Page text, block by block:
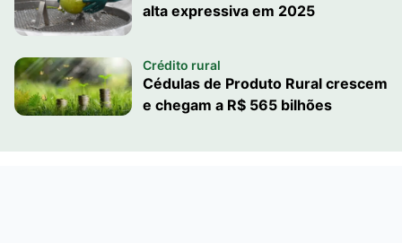
alta expressiva em 2025
Crédito rural
Cédulas de Produto Rural crescem
e chegam a R$ 565 bilhões